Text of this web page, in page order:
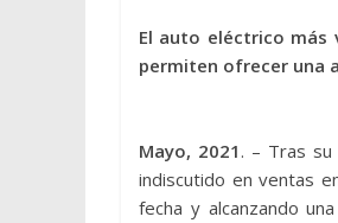
El auto eléctrico más
permiten ofrecer una
Mayo, 2021. – Tras
indiscutido en ventas
fecha y alcanzando